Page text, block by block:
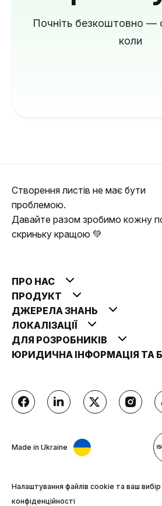
Почніть безкоштовно —
коли
Створення листів не має бути
проблемою.
Давайте разом зробимо кожну
скриньку кращою 💚
ПРО НАС
ПРОДУКТ
ДЖЕРЕЛА ЗНАНЬ
ЛОКАЛІЗАЦІЇ
ДЛЯ РОЗРОБНИКІВ
ЮРИДИЧНА ІНФОРМАЦІЯ ТА
Made in Ukraine
Налаштування файлів cookie та ваш вибір
конфіденційності